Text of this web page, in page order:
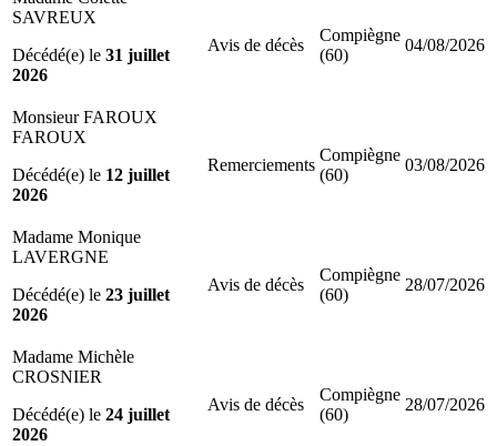
SAVREUX
Décédé(e) le 31 juillet
2026
Avis de décès
Compiègne
(60)
04/08/2026
Monsieur FAROUX
FAROUX
Décédé(e) le 12 juillet
2026
Remerciements
Compiègne
(60)
03/08/2026
Madame Monique
LAVERGNE
Décédé(e) le 23 juillet
2026
Avis de décès
Compiègne
(60)
28/07/2026
Madame Michèle
CROSNIER
Décédé(e) le 24 juillet
2026
Avis de décès
Compiègne
(60)
28/07/2026